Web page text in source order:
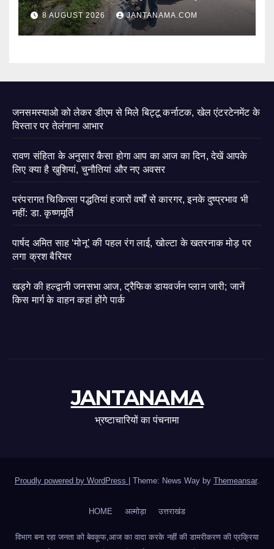
8 AUGUST 2026 JANTANAMA.COM
जनसमस्याओ को लेकर डीएम से मिले बिट्टू कर्नाटक, खेल एंटरटेनमेंट के
विस्तार पर तेलंगाना आभार
रावण संहिता के अनुसार कैसा होगा आप का आज का दिन, देखें आपके
लिए क्या है खुशियां, चुनौतियां और नए अवसर
परंपरागत चिकित्सा पद्धतियां हजारों वर्षों से कारगर, इनके दुष्प्रभाव भी
नहीं: डा. कृष्णमूर्ति
पार्षद अमित साह ‘मोनू’ की पहल रंग लाई, खोल्टा के खतरनाक मोड़ पर
लगा क्रश बैरियर
खड़गे की हल्द्वानी जनसभा आज, ट्रैफिक डायवर्जन प्लान जारी; जानें
किस मार्ग के वाहन कहां होंगे पार्क
JANTANAMA
भ्रष्टाचारियों का पंचनामा
Proudly powered by WordPress | Theme: News Way by Themeansar.
HOME अल्मोड़ा उत्तराखंड
विभाग बना रहा जनता को बेवकूफ,आज का वादा करके नहीं की डामरीकरण की प्रक्रिया